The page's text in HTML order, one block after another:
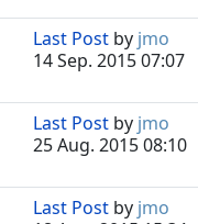
Last Post by jmo
14 Sep. 2015 07:07
Last Post by jmo
25 Aug. 2015 08:10
Last Post by jmo